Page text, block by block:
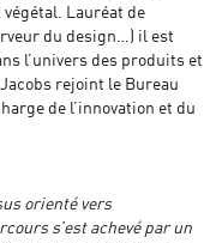
Lauréat de
du design…) il est
l’univers des produits et
rejoint le Bureau
de l’innovation et du
orienté vers
s’est achevé par un